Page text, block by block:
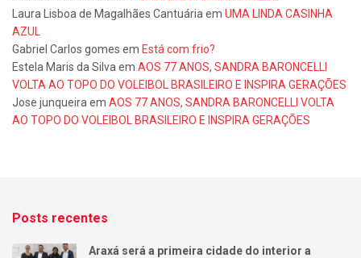
Laura Lisboa de Magalhães Cantuária em UMA LINDA CASINHA
AZUL
Gabriel Carlos gomes em Está com frio?
Estela Maris da Silva em AOS 77 ANOS, SANDRA BARONCELLI
VOLTA AO TOPO DO VOLEIBOL BRASILEIRO E INSPIRA GERAÇÕES
Jose junqueira em AOS 77 ANOS, SANDRA BARONCELLI VOLTA
AO TOPO DO VOLEIBOL BRASILEIRO E INSPIRA GERAÇÕES
Posts recentes
Araxá será a primeira cidade do interior a